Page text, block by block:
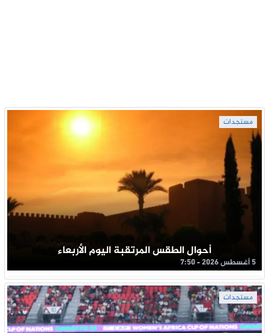
مستجدات
أحوال الطقس المرتقبة اليوم الأربعاء
5 أغسطس 2026 - 7:50
مستجدات